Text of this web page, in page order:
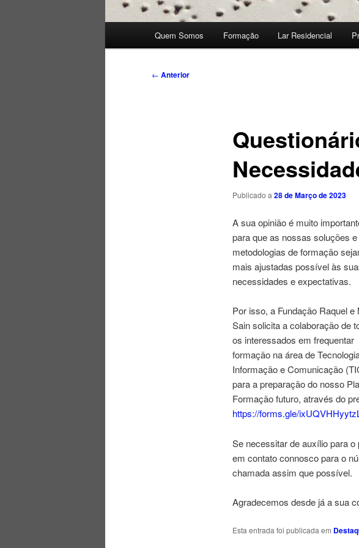
Quem Somos Formação Lar Residencial
Navegação
← Anterior
Publicado a 28 de Março de 2023
A sua opinião é muito
para que as nossas soluções e
metodologias de formação
mais ajustadas possível às
necessidades e expectativas.
Por isso, a Fundação Raquel e
Sain solicita a colaboração de
os interessados em frequentar
formação na área de
Informação e Comunicação
para a preparação do nosso
Formação futuro, através do
https://forms.gle/
Se necessitar de auxílio para
em contato connosco para o
chamada assim que possível.
Agradecemos desde já a sua
Esta entrada foi publicada em